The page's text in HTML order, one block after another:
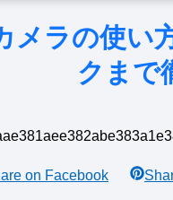
メラの使い
クまで
on Facebook